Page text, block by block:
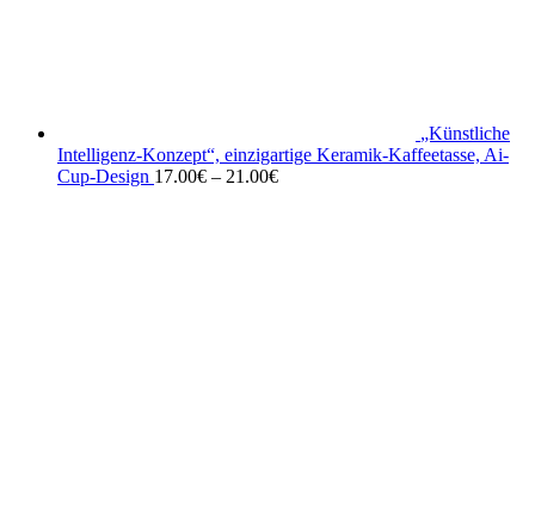
„Künstliche
Intelligenz-Konzept“, einzigartige Keramik-Kaffeetasse, Ai-
Cup-Design 17.00€ – 21.00€